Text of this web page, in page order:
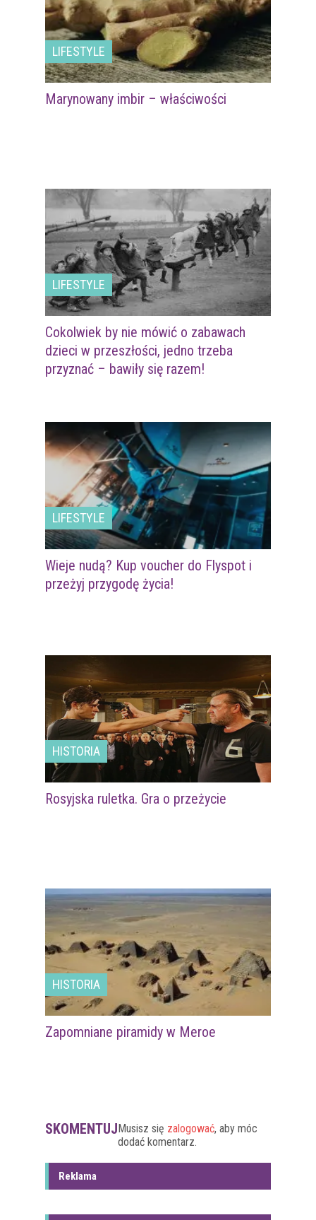
LIFESTYLE
Marynowany imbir – właściwości
LIFESTYLE
Cokolwiek by nie mówić o zabawach
dzieci w przeszłości, jedno trzeba
przyznać – bawiły się razem!
LIFESTYLE
Wieje nudą? Kup voucher do Flyspot i
przeżyj przygodę życia!
HISTORIA
Rosyjska ruletka. Gra o przeżycie
HISTORIA
Zapomniane piramidy w Meroe
SKOMENTUJ Musisz się zalogować, aby móc
dodać komentarz.
Reklama